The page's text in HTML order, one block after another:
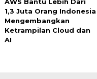
1,3 Juta Orang Indonesia
Mengembangkan
Ketrampilan Cloud dan
AI